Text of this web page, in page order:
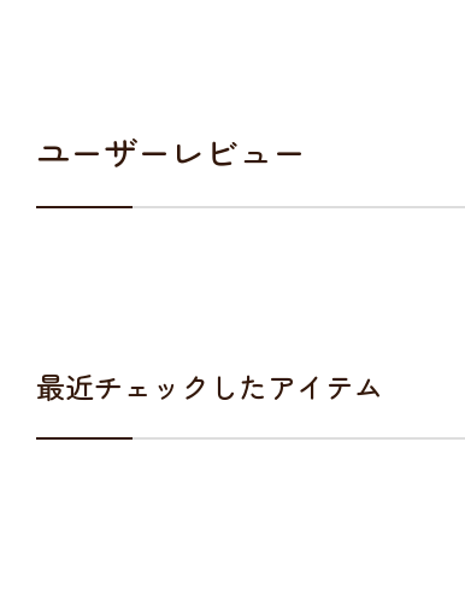
ユーザーレビュー
最近チェックしたアイテム